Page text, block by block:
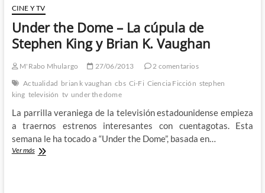
tomadura
de
pelo:
Under
the
Cúpula
CINE Y TV
Under the Dome – La cúpula de
Stephen King y Brian K. Vaughan
M'Rabo Mhulargo 27/06/2013
2 comentarios
Actualidad brian k vaughan cbs Ci-Fi Ciencia Ficción stephen
king televisión tv under the dome
La parrilla veraniega de la televisión estadounidense empieza
a traernos estrenos interesantes con cuentagotas. Esta
semana le ha tocado a “Under the Dome”, basada en…
Ver másUnder